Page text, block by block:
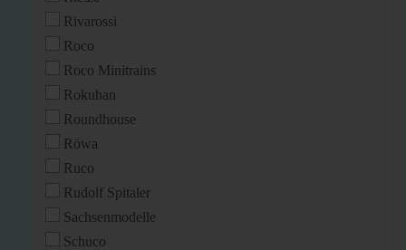
Rivarossi
Roco
Roco Minitrains
Rokuhan
Roundhouse
Röwa
Ruco
Rudolf Spitaler
Sachsenmodelle
Schuco